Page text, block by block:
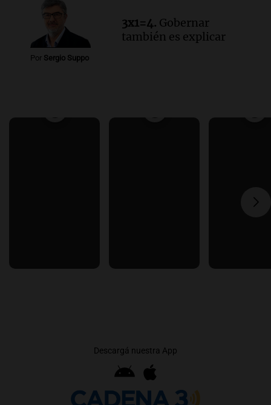
Por Sergio Suppo
3x1=4. Gobernar
también es explicar
Descargá nuestra App